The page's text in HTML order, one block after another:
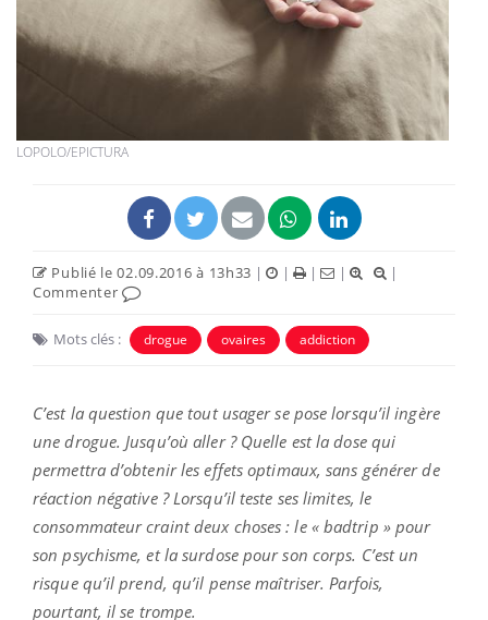
LOPOLO/EPICTURA
Publié le 02.09.2016 à 13h33 | | | |
|
Commenter
Mots clés : drogue ovaires addiction
C’est la question que tout usager se pose lorsqu’il ingère
une drogue. Jusqu’où aller ? Quelle est la dose qui
permettra d’obtenir les effets optimaux, sans générer de
réaction négative ? Lorsqu’il teste ses limites, le
consommateur craint deux choses : le « badtrip » pour
son psychisme, et la surdose pour son corps. C’est un
risque qu’il prend, qu’il pense maîtriser. Parfois,
pourtant, il se trompe.